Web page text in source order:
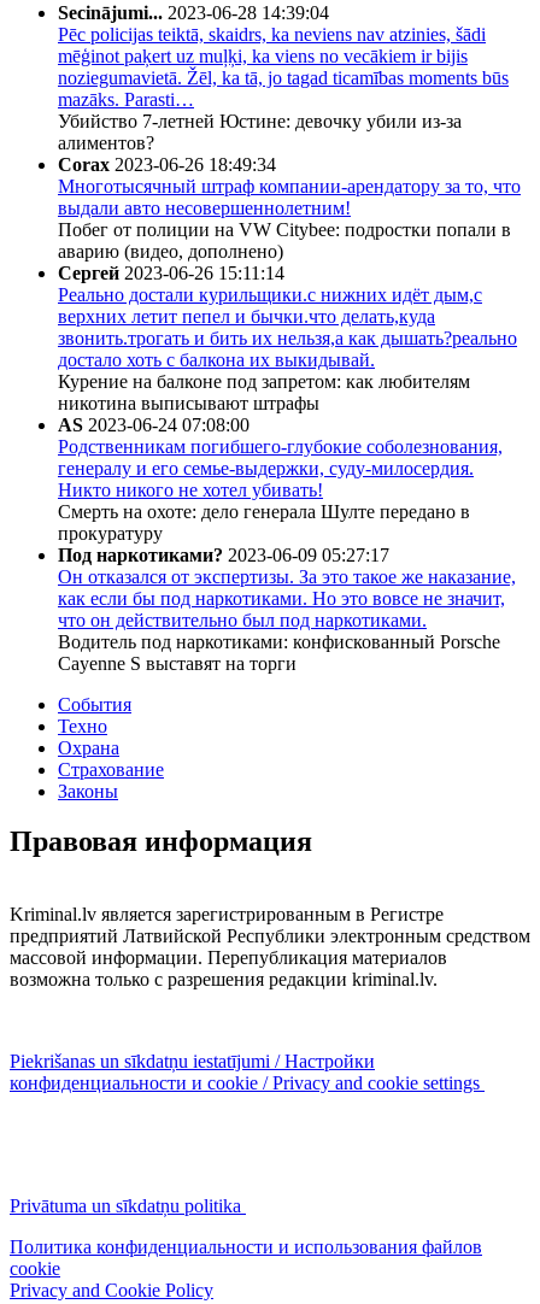
Secinājumi... 2023-06-28 14:39:04
Pēc policijas teiktā, skaidrs, ka neviens nav atzinies, šādi
mēģinot paķert uz muļķi, ka viens no vecākiem ir bijis
noziegumavietā. Žēl, ka tā, jo tagad ticamības moments būs
mazāks. Parasti…
Убийство 7-летней Юстине: девочку убили из-за
алиментов?
Corax 2023-06-26 18:49:34
Многотысячный штраф компании-арендатору за то, что
выдали авто несовершеннолетним!
Побег от полиции на VW Citybee: подростки попали в
аварию (видео, дополнено)
Сергей 2023-06-26 15:11:14
Реально достали курильщики.с нижних идёт дым,с
верхних летит пепел и бычки.что делать,куда
звонить.трогать и бить их нельзя,а как дышать?реально
достало хоть с балкона их выкидывай.
Курение на балконе под запретом: как любителям
никотина выписывают штрафы
AS 2023-06-24 07:08:00
Родственникам погибшего-глубокие соболезнования,
генералу и его семье-выдержки, суду-милосердия.
Никто никого не хотел убивать!
Смерть на охоте: дело генерала Шулте передано в
прокуратуру
Под наркотиками? 2023-06-09 05:27:17
Он отказался от экспертизы. За это такое же наказание,
как если бы под наркотиками. Но это вовсе не значит,
что он действительно был под наркотиками.
Водитель под наркотиками: конфискованный Porsche
Cayenne S выставят на торги
События
Техно
Охрана
Страхование
Законы
Правовая информация
Kriminal.lv является зарегистрированным в Регистре
предприятий Латвийской Республики электронным средством
массовой информации. Перепубликация материалов
возможна только с разрешения редакции kriminal.lv.
Piekrišanas un sīkdatņu iestatījumi / Настройки
конфиденциальности и cookie / Privacy and cookie settings
Privātuma un sīkdatņu politika
Политика конфиденциальности и использования файлов
cookie
Privacy and Cookie Policy